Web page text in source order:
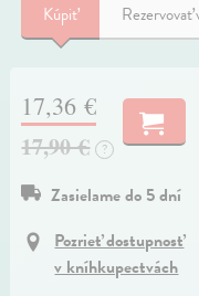
Kúpiť Rezervovať
17,36 €
17,90 €
?
Zasielame do 5 dní
Pozrieť dostupnosť
v kníhkupectvách